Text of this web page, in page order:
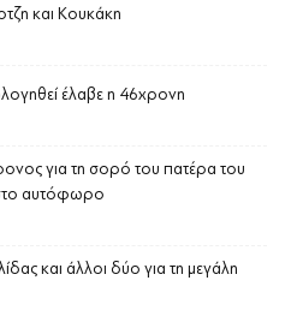
και Κουκάκη
έλαβε η 46χρονη
για τη σορό του πατέρα του
στο αυτόφωρο
και άλλοι δύο για τη μεγάλη